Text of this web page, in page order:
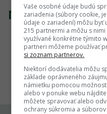
Nenašli sme
Vaše osobné údaje budú
zariadenia (súbory cookie,
údaje o zariadení) môžu byť
215 partnermi a môžu s
využívané konkrétne týmito
partneri môžeme používať
si zoznam partnerov.
Niektorí dodávatelia môžu
základe oprávneného
námietku pomocou
alebo v ponuke webu
môžete spravovať alebo
ochrany súkromia a